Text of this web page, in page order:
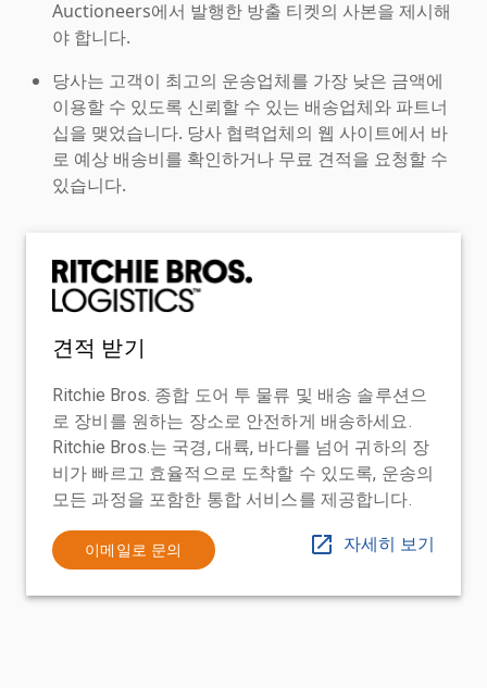
Auctioneers에서 발행한 방출 티켓의 사본을 제시해
야 합니다.
당사는 고객이 최고의 운송업체를 가장 낮은 금액에
이용할 수 있도록 신뢰할 수 있는 배송업체와 파트너
십을 맺었습니다. 당사 협력업체의 웹 사이트에서 바
로 예상 배송비를 확인하거나 무료 견적을 요청할 수
있습니다.
견적 받기
Ritchie Bros. 종합 도어 투 물류 및 배송 솔루션으
로 장비를 원하는 장소로 안전하게 배송하세요.
Ritchie Bros.는 국경, 대륙, 바다를 넘어 귀하의 장
비가 빠르고 효율적으로 도착할 수 있도록, 운송의
모든 과정을 포함한 통합 서비스를 제공합니다.
이메일로 문의 자세히 보기